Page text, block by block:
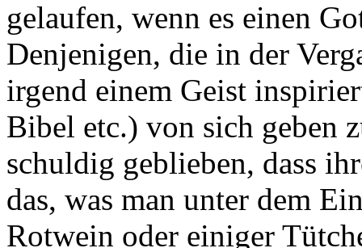
gelaufen, wenn es einen
Denjenigen, die in der
irgend einem Geist
Bibel etc.) von sich geben
schuldig geblieben, dass
das, was man unter dem
Rotwein oder einiger